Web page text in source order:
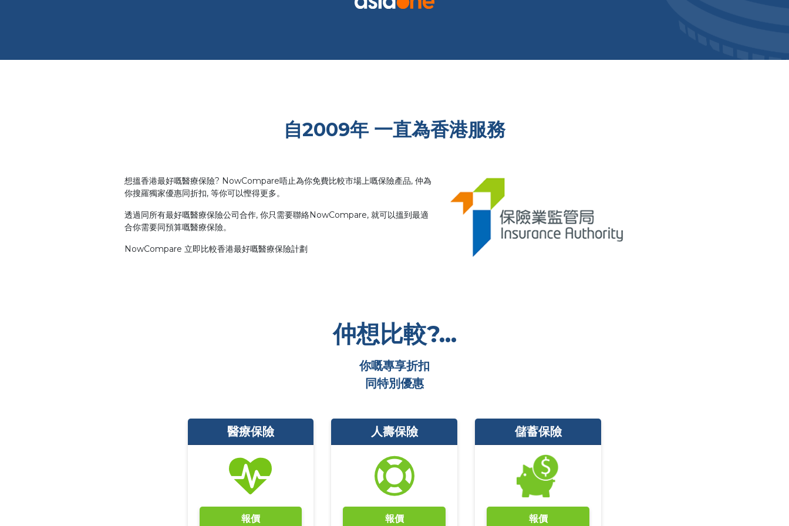
自2009年 一直為香港服務
想搵香港最好嘅醫療保險? NowCompare唔止為你免費比較市場上嘅保險產品, 仲為
你搜羅獨家優惠同折扣, 等你可以慳得更多。
透過同所有最好嘅醫療保險公司合作, 你只需要聯絡NowCompare, 就可以搵到最適
合你需要同預算嘅醫療保險。
NowCompare 立即比較香港最好嘅醫療保險計劃
仲想比較?...
你嘅專享折扣
同特別優惠
醫療保險
報價
人壽保險
報價
儲蓄保險
報價